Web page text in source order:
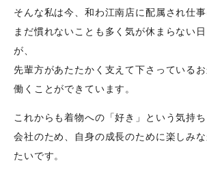
そんな私は今、和わ江南店に配属され仕事
まだ慣れないことも多く気が休まらない
が、
先輩方があたたかく支えて下さっている
働くことができています。
これからも着物への「好き」という気持ち
会社のため、自身の成長のために楽しみ
たいです。